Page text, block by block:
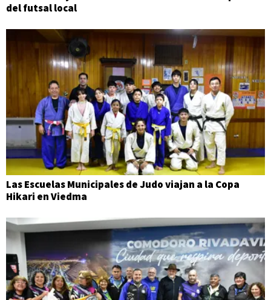
del futsal local
Las Escuelas Municipales de Judo viajan a la Copa
Hikari en Viedma